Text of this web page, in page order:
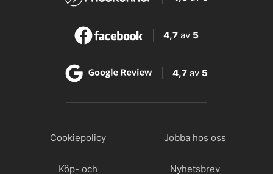
4,7 av 5
4,7 av 5
Cookiepolicy Jobba hos oss
Köp- och
Nyhetsbrev